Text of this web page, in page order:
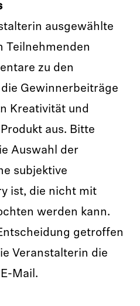
ausgewählte
Teilnehmenden
zu den
Gewinnerbeiträge
Kreativität und
aus. Bitte
Auswahl der
subjektive
ist, die nicht mit
werden kann.
getroffen
Veranstalterin die
Mail.